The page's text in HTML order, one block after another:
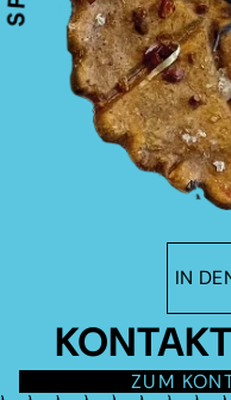
IN
ZUM